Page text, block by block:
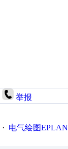
举报
· 电气绘图